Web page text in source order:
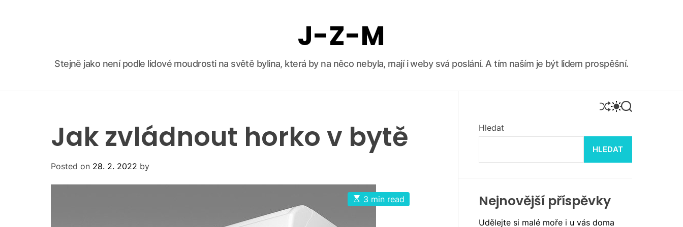
o
J-Z-M
Stejně jako není podle lidové moudrosti na světě bylina, která by na něco nebyla, mají i weby svá poslání. A tím naším je být lidem prospěšní.
S
H
L
S
W
H
L
R
D
S
E
H
Jak zvládnout horko v bytě
Posted on 28. 2. 2022 by
E
s
3 min read
Hledat
HLEDAT
Nejnovější příspěvky
Udělejte si malé moře i u vás doma